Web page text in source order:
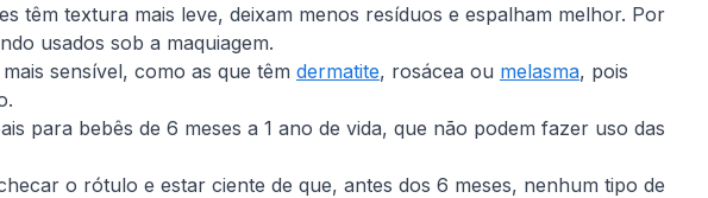
têm textura mais leve, deixam menos resíduos e espalham melhor. Por
usados sob a maquiagem.
sensível, como as que têm dermatite, rosácea ou melasma, pois
para bebês de 6 meses a 1 ano de vida, que não podem fazer uso das
o rótulo e estar ciente de que, antes dos 6 meses, nenhum tipo de